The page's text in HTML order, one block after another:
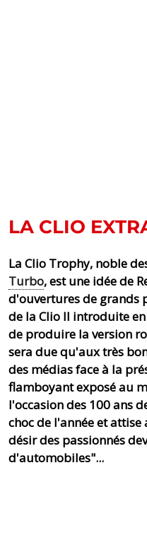
LA CLIO
La Clio Trophy, noble
Turbo, est une idée de
d'ouvertures de grands
de la Clio II introduite
de produire la version
sera due qu'aux très
des médias face à la
flamboyant exposé au
l'occasion des 100 ans
choc de l'année et
désir des passionnés
d'automobiles"...